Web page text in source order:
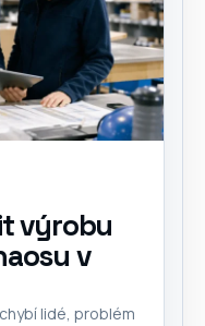
výrobu
v
lidé, problém